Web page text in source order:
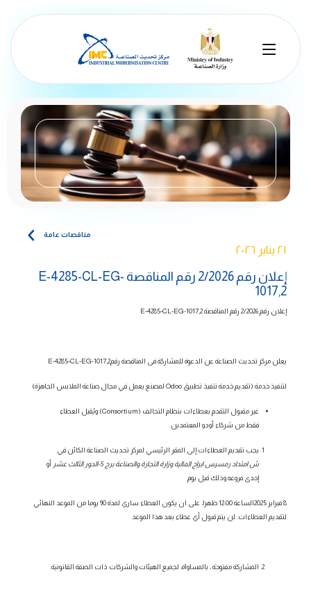
مناقصات عامة
٢١ يناير ٢٠٢٦
إعلان رقم 2/2026 رقم المناقصة E-4285-CL-EG-
1017,2
إعلان رقم 2/2026 رقم المناقصةE-4285-CL-EG-1017,2
يعلن مركز تحديث الصناعة عن الدعوة للمشاركة فى المناقصة رقمE-4285-CL-EG-1017,2
لتنفيذ خدمة (تقديم خدمة تنفيذ تطبيق Odoo لمصنع يعمل في مجال صناعة الملابس الجاهزة)
غير مقبول التقدم بعطاءات بنظام التحالف (Consortium) ويُقبل العطاء
فقط من شركاء أودو المعتمدين
يجب تقديم العطاءات إلى المقر الرئيسي لمركز تحديث الصناعة الكائن في
ش امتداد رمسيس ابراج المالية وزارة التجارة والصناعة برج 5-الدور الثالث عشر
أو
إحدى فروعه وذلك قبل يوم
8فبراير 2025الساعة 12:00 ظهرا،
على ان يكون العطاء ساري لمدة 90 يوما من الموعد النهائي
لتقديم العطاءات. لن يتم قبول أي عطاء بعد هذا الموعد
المشاركة مفتوحة ، بالمساواة، لجميع الهيئات والشركات ذات الصفة القانونية.